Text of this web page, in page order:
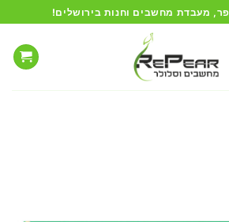
מעבדת מחשבים וחנות בירושלים!